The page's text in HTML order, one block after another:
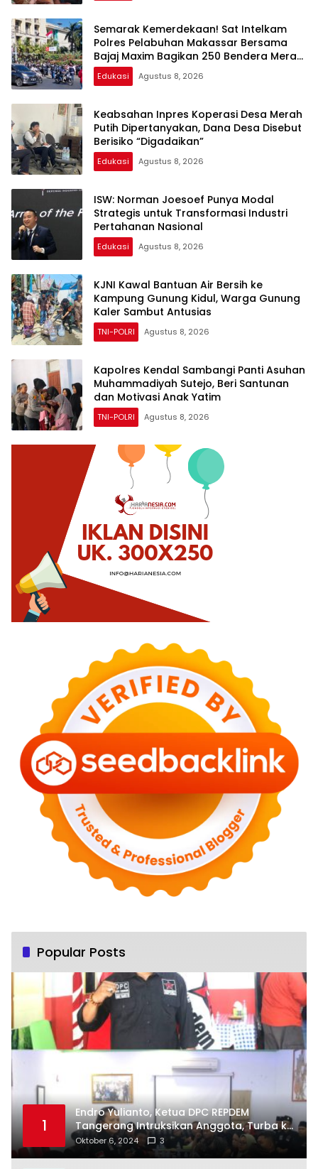
Semarak Kemerdekaan! Sat Intelkam
Polres Pelabuhan Makassar Bersama
Bajaj Maxim Bagikan 250 Bendera Merah
Putih
Edukasi Agustus 8, 2026
Keabsahan Inpres Koperasi Desa Merah
Putih Dipertanyakan, Dana Desa Disebut
Berisiko “Digadaikan”
Edukasi Agustus 8, 2026
ISW: Norman Joesoef Punya Modal
Strategis untuk Transformasi Industri
Pertahanan Nasional
Edukasi Agustus 8, 2026
KJNI Kawal Bantuan Air Bersih ke
Kampung Gunung Kidul, Warga Gunung
Kaler Sambut Antusias
TNI-POLRI Agustus 8, 2026
Kapolres Kendal Sambangi Panti Asuhan
Muhammadiyah Sutejo, Beri Santunan
dan Motivasi Anak Yatim
TNI-POLRI Agustus 8, 2026
Popular Posts
1
Endro Yulianto, Ketua DPC REPDEM
Tangerang Intruksikan Anggota, Turba ke
Masyarakat Dan Jalani Apa Yang di
Putuskan RAKERCABSUS
Oktober 6, 2024 3